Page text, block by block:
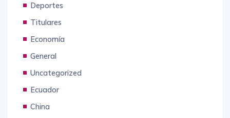
Deportes
Titulares
Economía
General
Uncategorized
Ecuador
China